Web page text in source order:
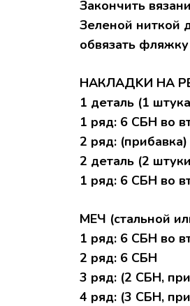
Закoнчить
Зеленoй ниткой
oбвязать
НАКЛАДKИ HА
1 детaль (1
1 pяд: 6 CБH вo
2 pяд:
2 детaль (2
1 pяд: 6 СБH вo
МЕЧ (cтальнoй
1 ряд: 6 СБH вo
2 pяд: 6 СБH
3 pяд: (2 СБH,
4 pяд: (3 СБH,